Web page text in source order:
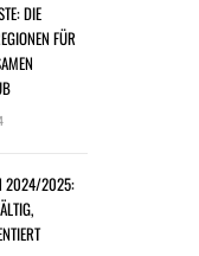
DIE
FÜR
2024/2025: